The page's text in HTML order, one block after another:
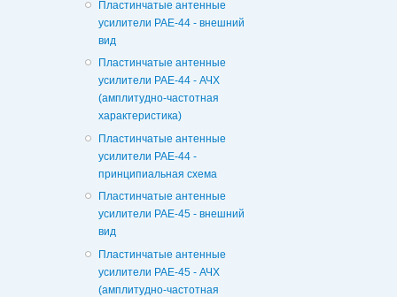
Пластинчатые антенные
усилители РАЕ-44 - внешний
вид
Пластинчатые антенные
усилители РАЕ-44 - АЧХ
(амплитудно-частотная
характеристика)
Пластинчатые антенные
усилители РАЕ-44 -
принципиальная схема
Пластинчатые антенные
усилители РАЕ-45 - внешний
вид
Пластинчатые антенные
усилители РАЕ-45 - АЧХ
(амплитудно-частотная